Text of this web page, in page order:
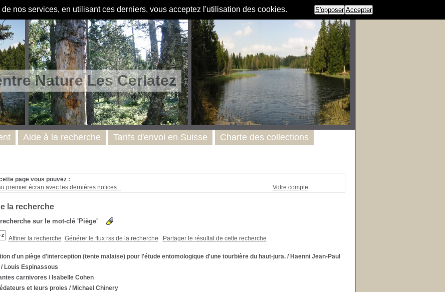
nos services, en utilisant ces derniers, vous acceptez l'utilisation des cookies. S'opposer Accepter
Nature Les Cerlatez
page vous pouvez :
premier écran avec les dernières notices...
Votre compte
la recherche
sur le mot-clé 'Piège'
Affiner la recherche Générer le flux rss de la recherche Partager le résultat de cette recherche
d'un piège d'interception (tente malaise) pour l'étude entomologique d'une tourbière du haut-jura./ Haenni Jean-Paul
/ Louis Espinassous
carnivores / Isabelle Cohen
et leurs proies / Michael Chinery
Aide à la recherche Tarifs d'envoi en Suisse Charte des collections